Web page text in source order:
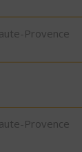
Provence
Provence